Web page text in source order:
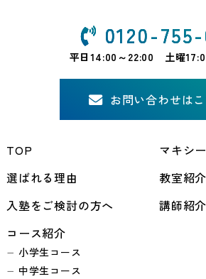
0120-755-
平日14:00～22:00 土曜
お問い合わせは
TOP
マキシ
選ばれる理由
教室紹介
入塾をご検討の方へ
講師紹介
コース紹介
小学生コース
中学生コース